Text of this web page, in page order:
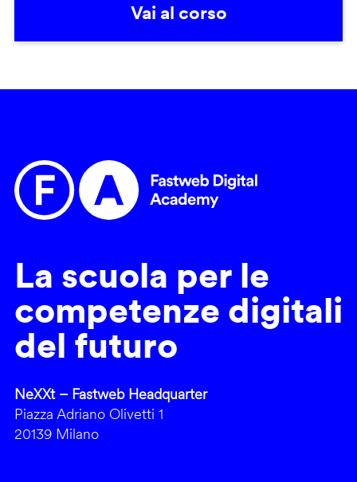
Vai al corso
La scuola per le
competenze digitali
del futuro
NeXXt – Fastweb Headquarter
Piazza Adriano Olivetti 1
20139 Milano